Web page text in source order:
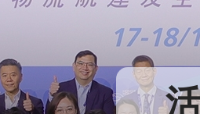
组织架构
组织架构
可获授权之技术
应用于公共服务之创新技
重点项目
资助计划
资助计划
奖项
会员列表
会员登入